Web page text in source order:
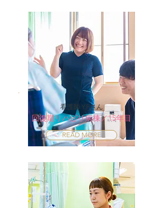
看護師 Y.Fさん
回復期リハビリ病棟／15年目
READ MORE